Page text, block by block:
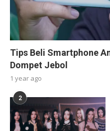
Tips Beli Smartphone
Dompet Jebol
1 year ago
2